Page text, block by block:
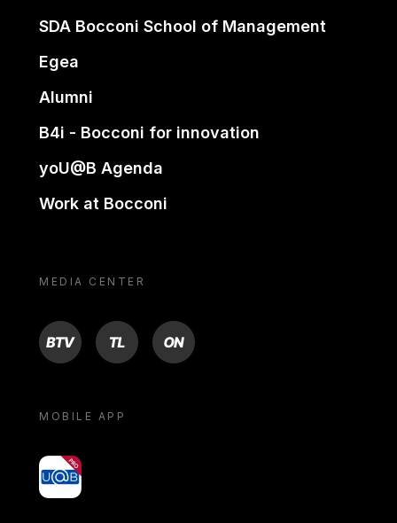
SDA Bocconi School of Management
Egea
Alumni
B4i - Bocconi for innovation
yoU@B Agenda
Work at Bocconi
MEDIA CENTER
BTV TL ON
MOBILE APP
yoU@B